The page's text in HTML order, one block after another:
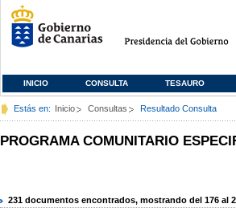
INICIO CONSULTA TESAURO
Estás en: Inicio Consultas Resultado Consulta
PROGRAMA COMUNITARIO
231 documentos encontrados, mostrando del 176 al